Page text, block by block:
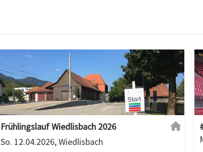
Frühlingslauf Wiedlisbach 2026
So. 12.04.2026, Wiedlisbach